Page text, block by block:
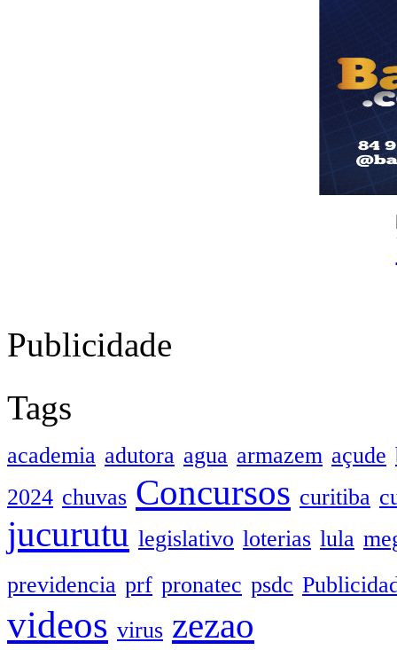
Publicidade
Tags
academia adutora agua armazem açude
2024 chuvas Concursos curitiba
jucurutu legislativo loterias lula
previdencia prf pronatec psdc
videos virus zezao